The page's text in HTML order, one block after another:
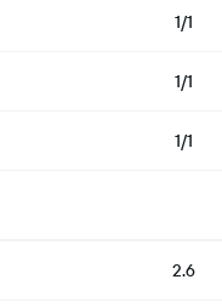
1/1
1/1
1/1
2.6